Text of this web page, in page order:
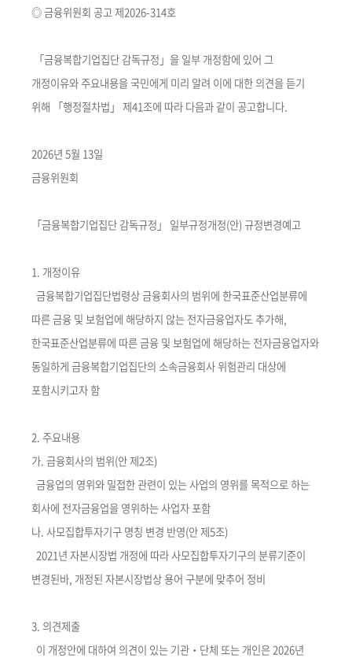
◎ 금융위원회 공고 제2026-314호
「금융복합기업집단 감독규정」을 일부 개정함에 있어 그
개정이유와 주요내용을 국민에게 미리 알려 이에 대한 의견을 듣기
위해 「행정절차법」 제41조에 따라 다음과 같이 공고합니다.
2026년 5월 13일
금융위원회
「금융복합기업집단 감독규정」 일부규정개정(안) 규정변경예고
1. 개정이유
금융복합기업집단법령상 금융회사의 범위에 한국표준산업분류에
따른 금융 및 보험업에 해당하지 않는 전자금융업자도 추가해,
한국표준산업분류에 따른 금융 및 보험업에 해당하는 전자금융업자와
동일하게 금융복합기업집단의 소속금융회사 위험관리 대상에
포함시키고자 함
2. 주요내용
가. 금융회사의 범위(안 제2조)
금융업의 영위와 밀접한 관련이 있는 사업의 영위를 목적으로 하는
회사에 전자금융업을 영위하는 사업자 포함
나. 사모집합투자기구 명칭 변경 반영(안 제5조)
2021년 자본시장법 개정에 따라 사모집합투자기구의 분류기준이
변경된바, 개정된 자본시장법상 용어 구분에 맞추어 정비
3. 의견제출
이 개정안에 대하여 의견이 있는 기관‧단체 또는 개인은 2026년